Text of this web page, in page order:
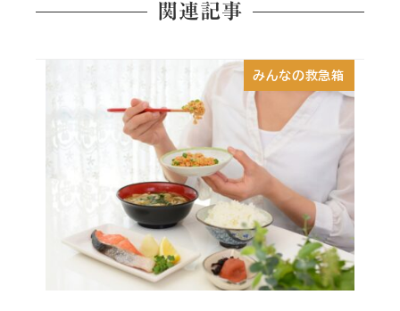
関連記事
みんなの救急箱